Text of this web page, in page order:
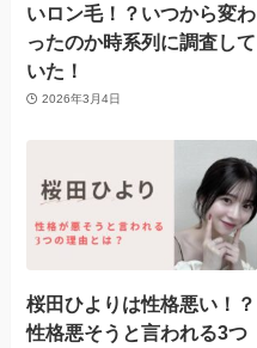
いロン毛！？いつから変わ
ったのか時系列に調査して
いた！
2026年3月4日
桜田ひよりは性格悪い！？
性格悪そうと言われる3つ